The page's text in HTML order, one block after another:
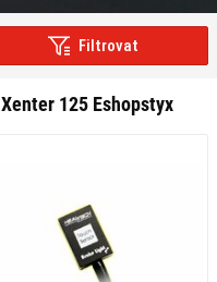
Filtrovat
Xenter 125 Eshopstyx